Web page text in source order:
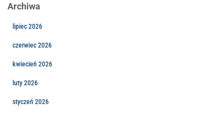
Archiwa
lipiec 2026
czerwiec 2026
kwiecień 2026
luty 2026
styczeń 2026